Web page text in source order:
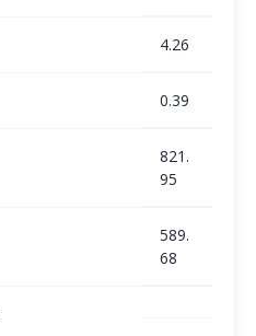
4.26
0.39
821.
95
589.
68